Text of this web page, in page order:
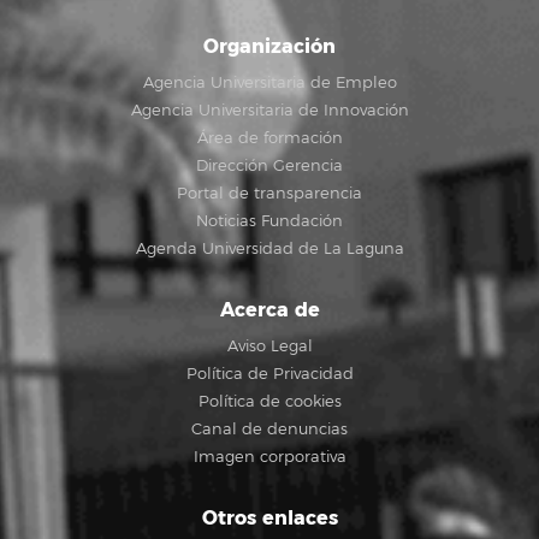
Organización
Agencia Universitaria de Empleo
Agencia Universitaria de Innovación
Área de formación
Dirección Gerencia
Portal de transparencia
Noticias Fundación
Agenda Universidad de La Laguna
Acerca de
Aviso Legal
Política de Privacidad
Política de cookies
Canal de denuncias
Imagen corporativa
Otros enlaces